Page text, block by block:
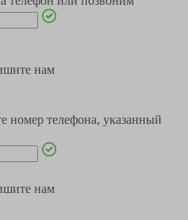
нам
номер телефона, указанный
нам